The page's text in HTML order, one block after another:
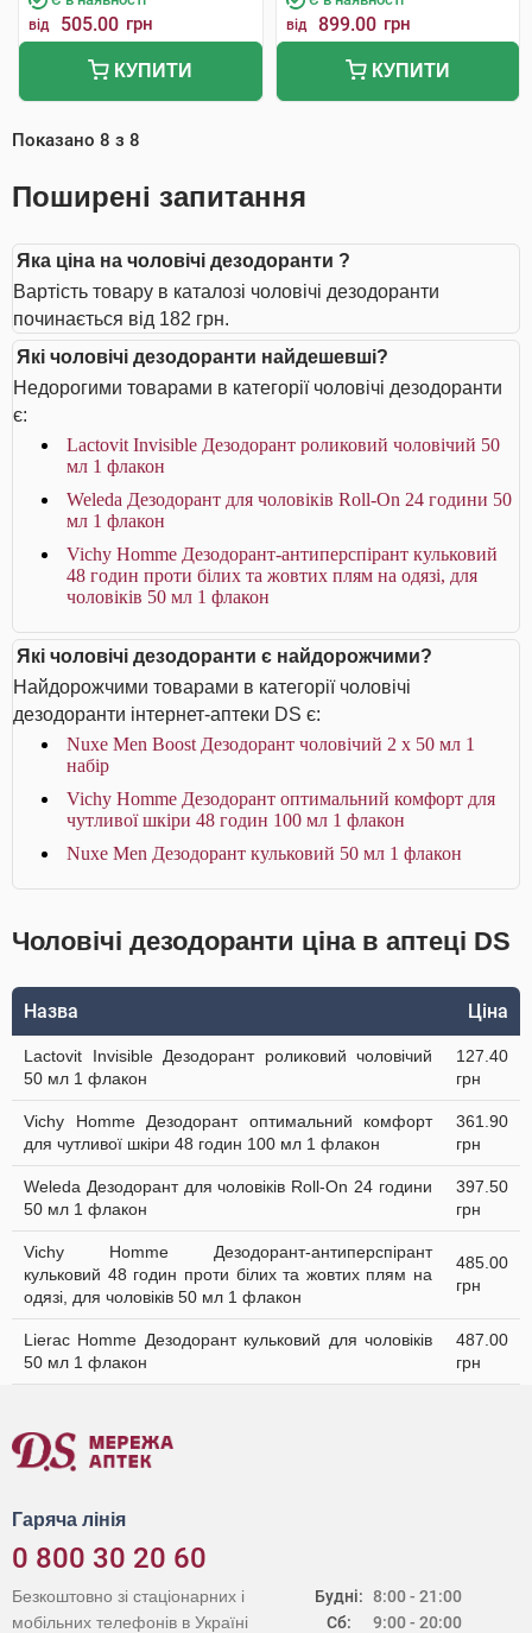
від 505.00 грн
КУПИТИ
від 899.00 грн
КУПИТИ
Показано 8 з 8
Поширені запитання
Яка ціна на чоловічі дезодоранти ?
Вартість товару в каталозі чоловічі дезодоранти
починається від 182 грн.
Які чоловічі дезодоранти найдешевші?
Недорогими товарами в категорії чоловічі дезодоранти
є:
Lactovit Invisible Дезодорант роликовий чоловічий 50
мл 1 флакон
Weleda Дезодорант для чоловіків Roll-On 24 години 50
мл 1 флакон
Vichy Homme Дезодорант-антиперспірант кульковий
48 годин проти білих та жовтих плям на одязі, для
чоловіків 50 мл 1 флакон
Які чоловічі дезодоранти є найдорожчими?
Найдорожчими товарами в категорії чоловічі
дезодоранти інтернет-аптеки DS є:
Nuxe Men Boost Дезодорант чоловічий 2 х 50 мл 1
набір
Vichy Homme Дезодорант оптимальний комфорт для
чутливої шкіри 48 годин 100 мл 1 флакон
Nuxe Men Дезодорант кульковий 50 мл 1 флакон
Чоловічі дезодоранти ціна в аптеці DS
Назва Ціна
Lactovit Invisible Дезодорант роликовий чоловічий
50 мл 1 флакон
127.40
грн
Vichy Homme Дезодорант оптимальний комфорт
для чутливої шкіри 48 годин 100 мл 1 флакон
361.90
грн
Weleda Дезодорант для чоловіків Roll-On 24 години
50 мл 1 флакон
397.50
грн
Vichy Homme Дезодорант-антиперспірант
кульковий 48 годин проти білих та жовтих плям на
одязі, для чоловіків 50 мл 1 флакон
485.00
грн
Lierac Homme Дезодорант кульковий для чоловіків
50 мл 1 флакон
487.00
грн
Гаряча лінія
0 800 30 20 60
Будні:
Сб:
8:00 - 21:00
9:00 - 20:00
Безкоштовно зі стаціонарних і
мобільних телефонів в Україні